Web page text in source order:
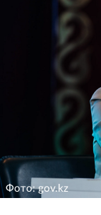
Фото: gov.kz